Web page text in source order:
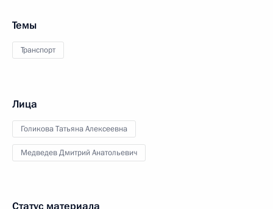
Темы
Транспорт
Лица
Голикова Татьяна Алексеевна
Медведев Дмитрий Анатольевич